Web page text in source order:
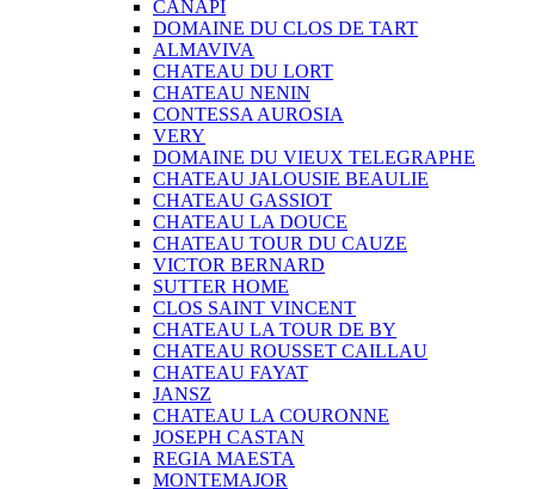
CANAPI
DOMAINE DU CLOS DE TART
ALMAVIVA
CHATEAU DU LORT
CHATEAU NENIN
CONTESSA AUROSIA
VERY
DOMAINE DU VIEUX TELEGRAPHE
CHATEAU JALOUSIE BEAULIE
CHATEAU GASSIOT
CHATEAU LA DOUCE
CHATEAU TOUR DU CAUZE
VICTOR BERNARD
SUTTER HOME
CLOS SAINT VINCENT
CHATEAU LA TOUR DE BY
CHATEAU ROUSSET CAILLAU
CHATEAU FAYAT
JANSZ
CHATEAU LA COURONNE
JOSEPH CASTAN
REGIA MAESTA
MONTEMAJOR